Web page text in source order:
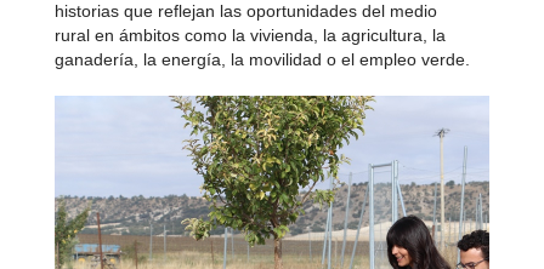
historias que reflejan las oportunidades del medio
rural en ámbitos como la vivienda, la agricultura, la
ganadería, la energía, la movilidad o el empleo verde.